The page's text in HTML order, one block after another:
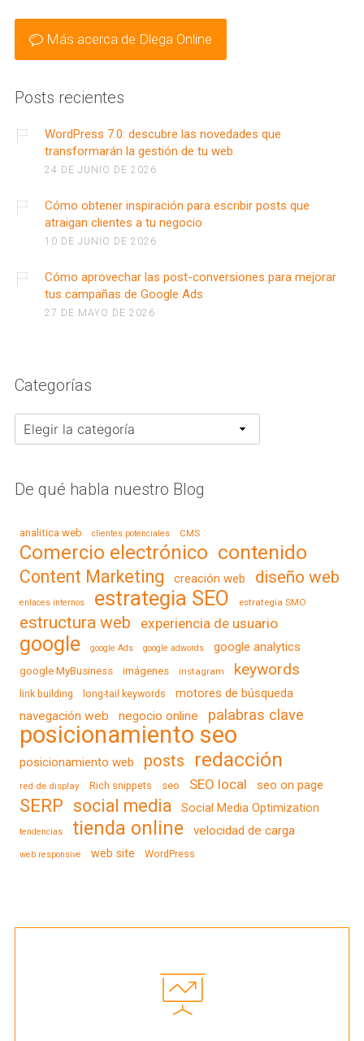
Más acerca de Dlega Online
Posts recientes
WordPress 7.0: descubre las novedades que
transformarán la gestión de tu web
24 DE JUNIO DE 2026
Cómo obtener inspiración para escribir posts que
atraigan clientes a tu negocio
10 DE JUNIO DE 2026
Cómo aprovechar las post-conversiones para mejorar
tus campañas de Google Ads
27 DE MAYO DE 2026
Categorías
Categorías
De qué habla nuestro Blog
analitica web clientes potenciales CMS
Comercio electrónico contenido
Content Marketing creación web diseño web
enlaces internos estrategia SEO estrategia SMO
estructura web experiencia de usuario
google google Ads google adwords google analytics
google MyBusiness imágenes instagram keywords
link building long-tail keywords
motores de búsqueda
navegación web
negocio online palabras clave
posicionamiento seo
posicionamiento web posts redacción
red de display Rich snippets seo SEO local seo on page
SERP social media Social Media Optimization
tendencias tienda online velocidad de carga
web responsive web site WordPress